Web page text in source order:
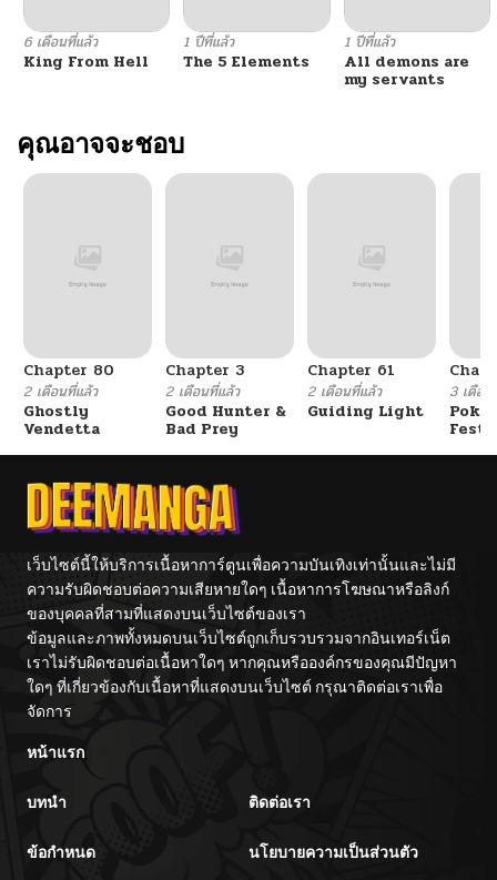
ตอนที่ 1
6 เดือนที่แล้ว
King From Hell
1 ปีที่แล้ว
The 5 Elements
1 ปีที่แล้ว
All demons are
my servants
คุณอาจจะชอบ
Chapter 80
2 เดือนที่แล้ว
Ghostly
Vendetta
Chapter 3
2 เดือนที่แล้ว
Good Hunter &
Bad Prey
Chapter 61
2 เดือนที่แล้ว
Guiding Light
3 เดือน
เว็บไซต์นี้ให้บริการเนื้อหาการ์ตูนเพื่อความบันเทิงเท่านั้นและไม่มี
ความรับผิดชอบต่อความเสียหายใดๆ เนื้อหาการโฆษณาหรือลิงก์
ของบุคคลที่สามที่แสดงบนเว็บไซต์ของเรา
ข้อมูลและภาพทั้งหมดบนเว็บไซต์ถูกเก็บรวบรวมจากอินเทอร์เน็ต
เราไม่รับผิดชอบต่อเนื้อหาใดๆ หากคุณหรือองค์กรของคุณมีปัญหา
ใดๆ ที่เกี่ยวข้องกับเนื้อหาที่แสดงบนเว็บไซต์ กรุณาติดต่อเราเพื่อ
จัดการ
หน้าแรก
บทนำ ติดต่อเรา
ข้อกำหนด นโยบายความเป็นส่วนตัว